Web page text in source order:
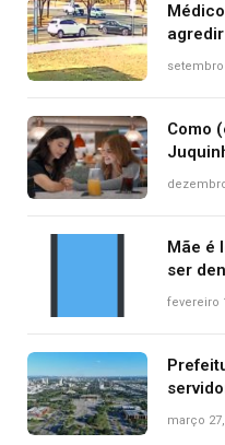
setembro
Como
Mãe é
ser
contra
fevereiro
de
março